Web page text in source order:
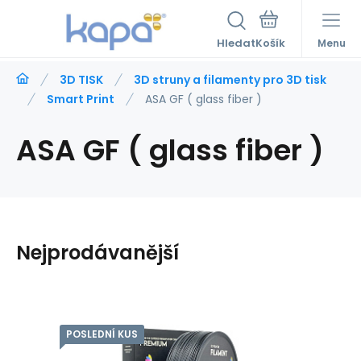
Hledat Menu
3D TISK
3D struny a filamenty pro 3D tisk
Smart Print
ASA GF ( glass fiber )
ASA GF ( glass fiber )
Nejprodávanější
POSLEDNÍ KUS
Smart print Filament ASA glass
Kód:FILIMSASAGF2611
Kód dod.:5903707922611
EAN:5903707922611
Záruka2roky
399Kč
Skladem 1 ks